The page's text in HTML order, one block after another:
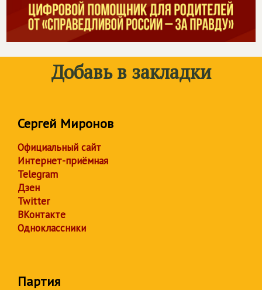
Добавь в закладки
Сергей Миронов
Официальный сайт
Интернет-приёмная
Telegram
Дзен
Twitter
ВКонтакте
Одноклассники
Партия